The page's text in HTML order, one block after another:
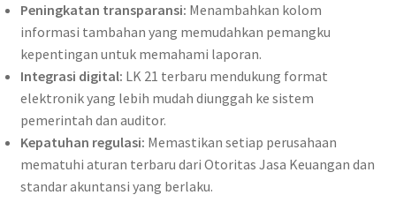
Peningkatan transparansi: Menambahkan kolom
informasi tambahan yang memudahkan pemangku
kepentingan untuk memahami laporan.
Integrasi digital: LK 21 terbaru mendukung format
elektronik yang lebih mudah diunggah ke sistem
pemerintah dan auditor.
Kepatuhan regulasi: Memastikan setiap perusahaan
mematuhi aturan terbaru dari Otoritas Jasa Keuangan dan
standar akuntansi yang berlaku.